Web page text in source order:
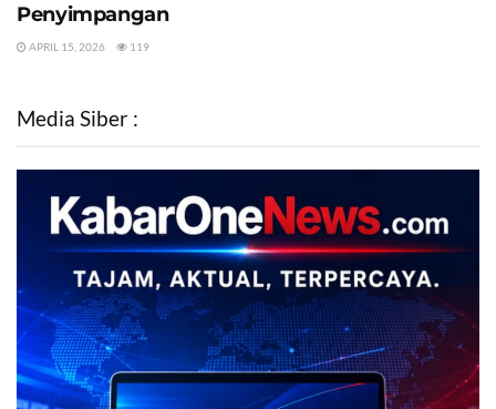
Penyimpangan
APRIL 15, 2026 119
Media Siber :